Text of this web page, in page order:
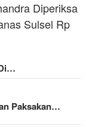
Paksakan…